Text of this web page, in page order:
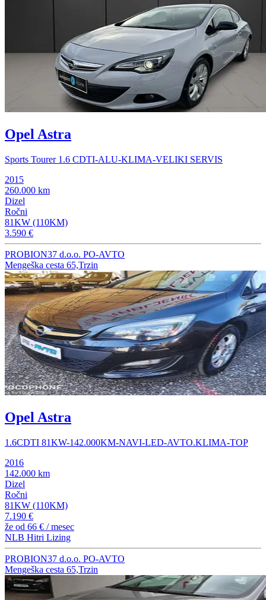
Opel Astra
Sports Tourer 1.6 CDTI-ALU-KLIMA-VELIKI SERVIS
2015
260.000 km
Dizel
Ročni
81KW (110KM)
3.590 €
PROBION37 d.o.o. PO-AVTO
Mengeška cesta 65,Trzin
Opel Astra
1.6CDTI 81KW-142.000KM-NAVI-LED-AVTO.KLIMA-TOP
2016
142.000 km
Dizel
Ročni
81KW (110KM)
7.190 €
že od 66 € / mesec
NLB Hitri Lizing
PROBION37 d.o.o. PO-AVTO
Mengeška cesta 65,Trzin